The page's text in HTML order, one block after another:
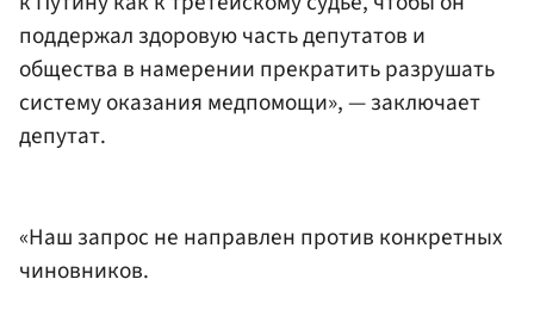
поддержал здоровую часть депутатов и
общества в намерении прекратить разрушать
систему оказания медпомощи», — заключает
депутат.
«Наш запрос не направлен против конкретных
чиновников.